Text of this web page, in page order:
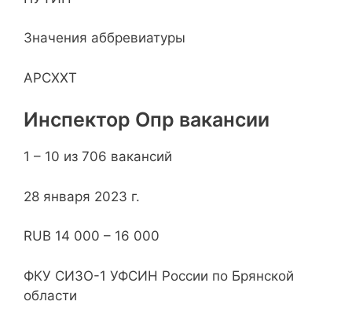
Значения аббревиатуры
АРСХХТ
Инспектор Опр вакансии
1 – 10 из 706 вакансий
28 января 2023 г.
RUB 14 000 – 16 000
ФКУ СИЗО-1 УФСИН России по Брянской
области